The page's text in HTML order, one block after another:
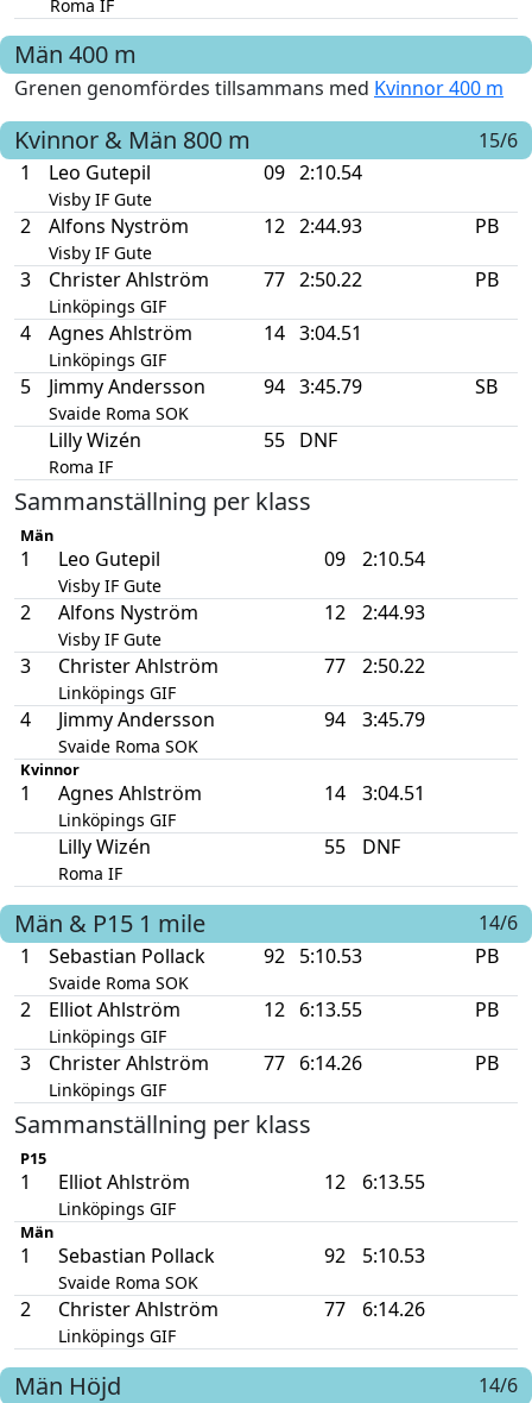
Roma IF
Män 400 m
Grenen genomfördes tillsammans med Kvinnor 400 m
Kvinnor & Män 800 m
15/6
1
Leo Gutepil
Visby IF Gute
09 2:10.54
2 Alfons Nyström
Visby IF Gute
12 2:44.93 PB
3 Christer Ahlström
Linköpings GIF
77 2:50.22 PB
4 Agnes Ahlström
Linköpings GIF
14 3:04.51
5 Jimmy Andersson
Svaide Roma SOK
94 3:45.79 SB
Lilly Wizén
Roma IF
55 DNF
Sammanställning per klass
Män
1 Leo Gutepil
Visby IF Gute
09 2:10.54
2 Alfons Nyström
Visby IF Gute
12 2:44.93
3 Christer Ahlström
Linköpings GIF
77 2:50.22
4 Jimmy Andersson
Svaide Roma SOK
94 3:45.79
Kvinnor
1 Agnes Ahlström
Linköpings GIF
14 3:04.51
Lilly Wizén
Roma IF
55 DNF
Män & P15 1 mile
14/6
1
Sebastian Pollack
Svaide Roma SOK
92 5:10.53 PB
2 Elliot Ahlström
Linköpings GIF
12 6:13.55 PB
3 Christer Ahlström
Linköpings GIF
77 6:14.26 PB
Sammanställning per klass
P15
1 Elliot Ahlström
Linköpings GIF
12 6:13.55
Män
1 Sebastian Pollack
Svaide Roma SOK
92 5:10.53
2 Christer Ahlström
Linköpings GIF
77 6:14.26
Män Höjd
14/6